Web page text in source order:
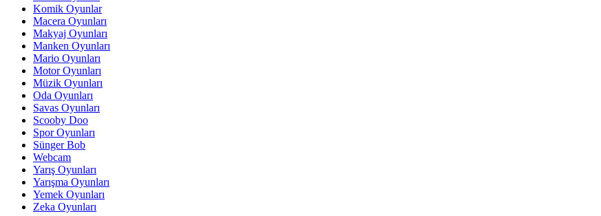
Komik Oyunlar
Macera Oyunları
Makyaj Oyunları
Manken Oyunları
Mario Oyunları
Motor Oyunları
Müzik Oyunları
Oda Oyunları
Savas Oyunları
Scooby Doo
Spor Oyunları
Sünger Bob
Webcam
Yarış Oyunları
Yarışma Oyunları
Yemek Oyunları
Zeka Oyunları